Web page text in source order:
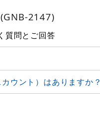
2147)
質問とご回答
ウント）はありますか？